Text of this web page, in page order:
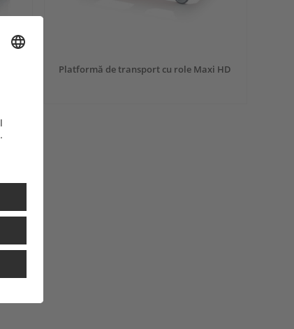
Platformă de transport cu role Maxi HD